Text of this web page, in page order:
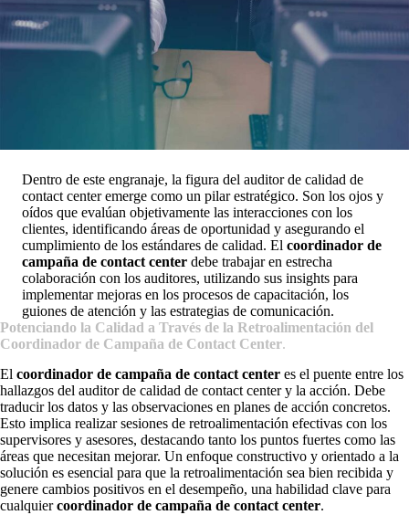
Dentro de este engranaje, la figura del auditor de calidad de
contact center emerge como un pilar estratégico. Son los ojos y
oídos que evalúan objetivamente las interacciones con los
clientes, identificando áreas de oportunidad y asegurando el
cumplimiento de los estándares de calidad. El coordinador de
campaña de contact center debe trabajar en estrecha
colaboración con los auditores, utilizando sus insights para
implementar mejoras en los procesos de capacitación, los
guiones de atención y las estrategias de comunicación.
Potenciando la Calidad a Través de la Retroalimentación del
Coordinador de Campaña de Contact Center.
El coordinador de campaña de contact center es el puente entre los
hallazgos del auditor de calidad de contact center y la acción. Debe
traducir los datos y las observaciones en planes de acción concretos.
Esto implica realizar sesiones de retroalimentación efectivas con los
supervisores y asesores, destacando tanto los puntos fuertes como las
áreas que necesitan mejorar. Un enfoque constructivo y orientado a la
solución es esencial para que la retroalimentación sea bien recibida y
genere cambios positivos en el desempeño, una habilidad clave para
cualquiercoordinador de campaña de contact center.